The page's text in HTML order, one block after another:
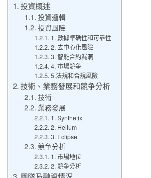
投資概述
投資邏輯
投資風險
1. 數據準确性和可靠性
2. 去中心化風險
3. 智能合約漏洞
4. 市場競争
5.法規和合規風險
技術、業務發展和競争分析
技術
業務發展
1. Synthetix
2. Helium
3. Eclipse
競争分析
1. 市場地位
2. 競争分析